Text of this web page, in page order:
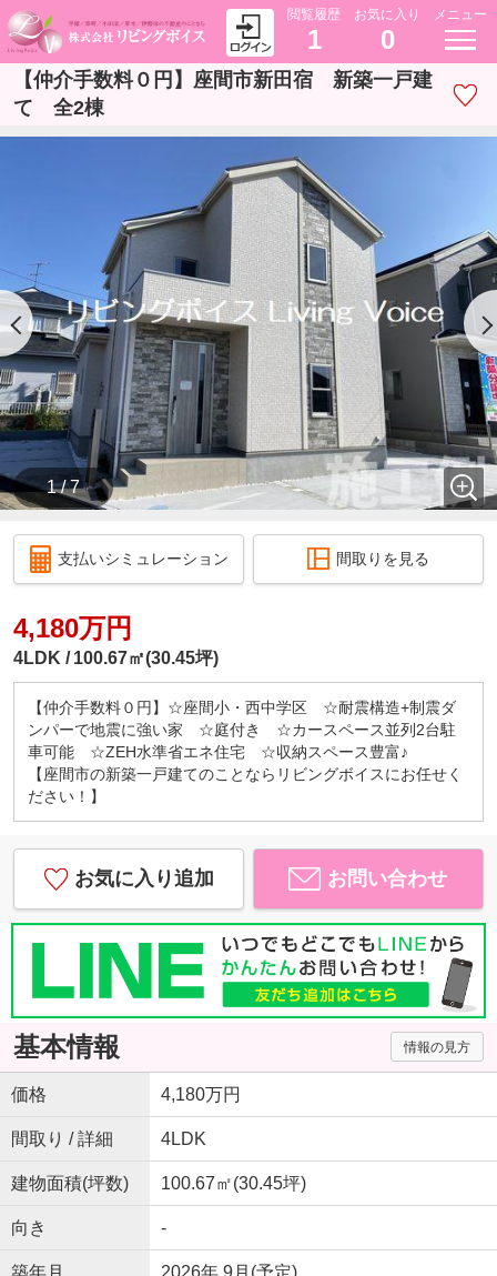
閲覧履歴
1
お気に入り
0
メニュー
【仲介手数料０円】座間市新田宿 新築一戸建
て 全2棟
1 / 7
支払いシミュレーション 間取りを見る
4,180万円
4LDK 100.67㎡(30.45坪)
【仲介手数料０円】☆座間小・西中学区 ☆耐震構造+制震ダ
ンパーで地震に強い家 ☆庭付き ☆カースペース並列2台駐
車可能 ☆ZEH水準省エネ住宅 ☆収納スペース豊富♪
【座間市の新築一戸建てのことならリビングボイスにお任せく
ださい！】
お気に入り追加 お問い合わせ
基本情報 情報の見方
価格 4,180万円
間取り / 詳細 4LDK
建物面積(坪数) 100.67㎡(30.45坪)
向き -
築年月 2026年 9月(予定)